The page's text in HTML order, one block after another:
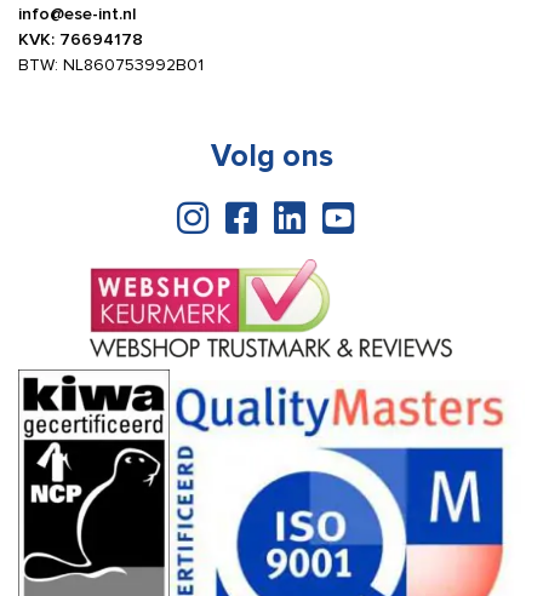
info@ese-int.nl
KVK: 76694178
BTW: NL860753992B01
Volg ons